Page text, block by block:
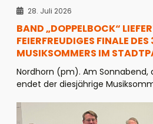
28. Juli 2026
BAND „DOPPELBOCK“
FEIERFREUDIGES FINALE
MUSIKSOMMERS IM
Nordhorn (pm). Am Sonnabend,
endet der diesjährige